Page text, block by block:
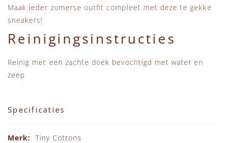
Maak ieder zomerse outfit compleet met deze te gekke
sneakers!
Reinigingsinstructies
Reinig met een zachte doek bevochtigd met water en
zeep
Specificaties
Tiny Cottons